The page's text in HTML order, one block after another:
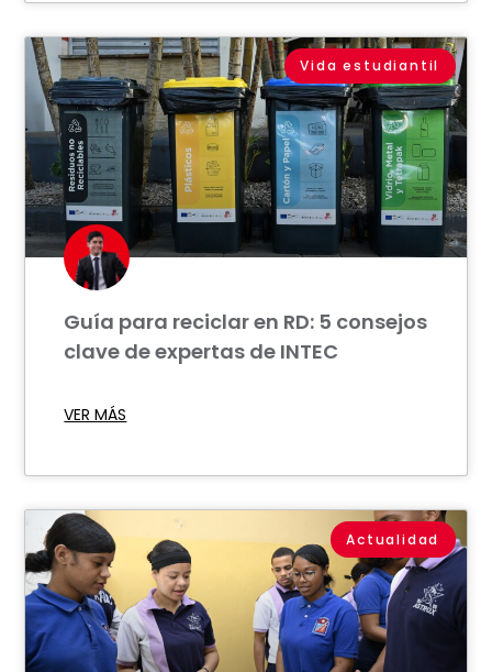
Vida estudiantil
Guía para reciclar en RD: 5 consejos
clave de expertas de INTEC
VER MÁS
Actualidad